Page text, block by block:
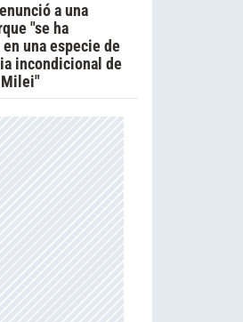
a una
"se ha
una especie de
incondicional de
Milei"